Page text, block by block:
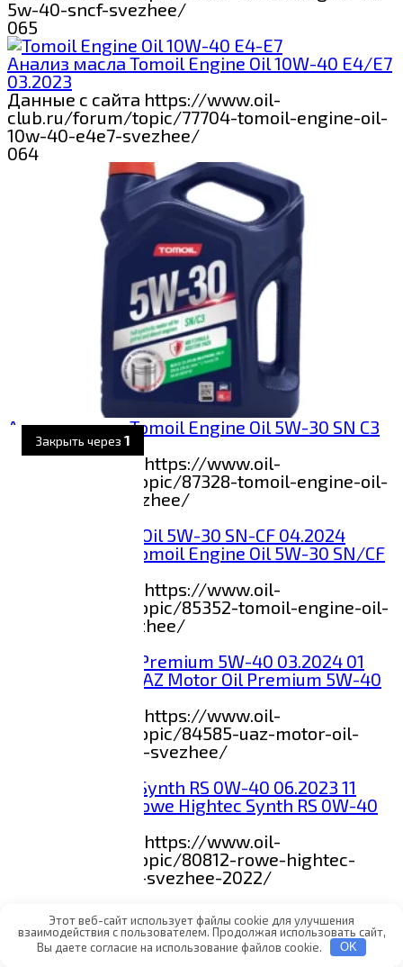
5w-40-sncf-svezhee/
065
Анализ масла Tomoil Engine Oil 10W-40 E4/E7
03.2023
Данные с сайта https://www.oil-
club.ru/forum/topic/77704-tomoil-engine-oil-
10w-40-e4e7-svezhee/
064
Анализ масла Tomoil Engine Oil 5W-30 SN C3
05.2024
Данные с сайта https://www.oil-
club.ru/forum/topic/87328-tomoil-engine-oil-
5w-30-snc3-svezhee/
Анализ масла Tomoil Engine Oil 5W-30 SN/CF
Данные с сайта https://www.oil-
club.ru/forum/topic/85352-tomoil-engine-oil-
5w-30-sncf-svezhee/
Анализ масла UAZ Motor Oil Premium 5W-40
Данные с сайта https://www.oil-
club.ru/forum/topic/84585-uaz-motor-oil-
premium-5w-40-svezhee/
Анализ масла Rowe Hightec Synth RS 0W-40
Данные с сайта https://www.oil-
club.ru/forum/topic/80812-rowe-hightec-
synth-rs-0w-40-svezhee-2022/
Этот веб-сайт использует файлы cookie для улучшения
взаимодействия с пользователем. Продолжая использовать сайт,
Вы даете согласие на использование файлов cookie.
OK